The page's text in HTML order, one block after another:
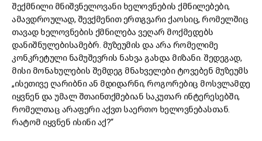
შექმნილი მნიშვნელოვანი ხელოვნების ქმნილებები,
ამავდროულად, შევქმენით ერთგვარი ქაოსიც, რომელშიც
თავად ხელოვნების ქმნილება ვეღარ მოქმედებს
დანიშნულებისამებრ. მუზეუმის და არა რომელიმე
კონკრეტული ნამუშევრის ნახვა გახდა მიზანი. შედეგად,
მისი მონახულების შემდეგ მნახველები ტოვებენ მუზეუმს
„ისეთივე ღარიბნი ან მდიდარნი, როგორებიც მოსვლამდე
იყვნენ და უმალ შთაინთქმებიან საკუთარ ინტერესებში,
რომელთაც არაფერი აქვთ საერთო ხელოვნებასთან.
რატომ იყვნენ ისინი აქ?“